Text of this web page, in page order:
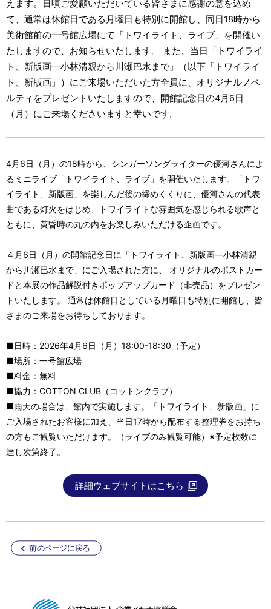
えます。日頃ご愛顧いただいている皆さまに感謝の意を込め
て、通常は休館日である月曜日も特別に開館し、同日18時から
美術館前の一号館広場にて「トワイライト、ライブ」を開催い
たしますので、お知らせいたします。 また、当日「トワイライ
ト、新版画―小林清親から川瀬巴水まで」（以下「トワイライ
ト、新版画」）にご来場いただいた方全員に、オリジナルノベ
ルティをプレゼントいたしますので、開館記念日の4月6日
（月）にご来場くださいますと幸いです。
4月6日（月）の18時から、シンガーソングライターの優河さんによ
るミニライブ「トワイライト、ライブ」を開催いたします。「トワ
イライト、新版画」を楽しんだ後の締めくくりに、優河さんの代表
曲である灯火をはじめ、トワイライトな雰囲気を感じられる歌声と
ともに、黄昏時の丸の内をお楽しみいただける企画です。
４月6日（月）の開館記念日に「トワイライト、新版画―小林清親
から川瀬巴水まで」にご入場された方に、 オリジナルのポストカー
ドと本展の作品解説付きポップアップカード（非売品）をプレゼン
トいたします。 通常は休館日としている月曜日も特別に開館し、皆
さまのご来場をお待ちしております。
■日時：2026年4月6日（月）18:00-18:30（予定）
■場所：一号館広場
■料金：無料
■協力：COTTON CLUB（コットンクラブ）
■雨天の場合は、館内で実施します。「トワイライト、新版画」に
ご入場されたお客様に加え、当日17時から配布する整理券をお持ち
の方もご観覧いただけます。（ライブのみ観覧可能）※予定枚数に
達し次第終了。
詳細ウェブサイトはこちら
前のページに戻る